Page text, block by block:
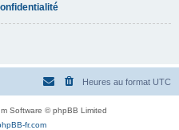
Heures au format UTC
Software © phpBB Limited
fr.com